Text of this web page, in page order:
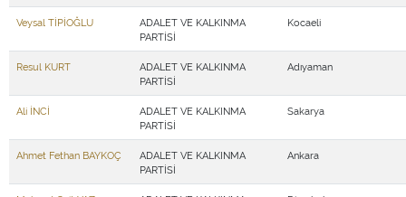
Veysal TİPİOĞLU
ADALET VE KALKINMA
PARTİSİ
Kocaeli
Resul KURT
ADALET VE KALKINMA
PARTİSİ
Adıyaman
Ali İNCİ
ADALET VE KALKINMA
PARTİSİ
Sakarya
Ahmet Fethan BAYKOÇ
ADALET VE KALKINMA
PARTİSİ
Ankara